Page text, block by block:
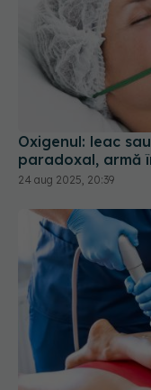
Oxigenul: leac
paradoxal, armă
24 aug 2025, 20:39
EXCLUSIV Testul simplu care pune diagnosticul
de boală